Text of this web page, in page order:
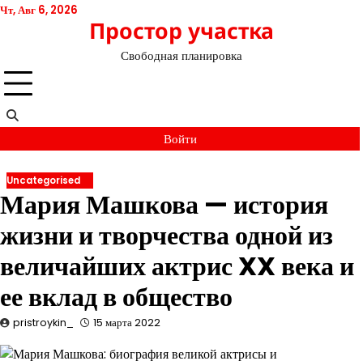
Перейти
Чт, Авг 6, 2026
Простор участка
Свободная планировка
Войти
Uncategorised
Мария Машкова — история
жизни и творчества одной из
величайших актрис XX века и
ее вклад в общество
pristroykin_ 15 марта 2022